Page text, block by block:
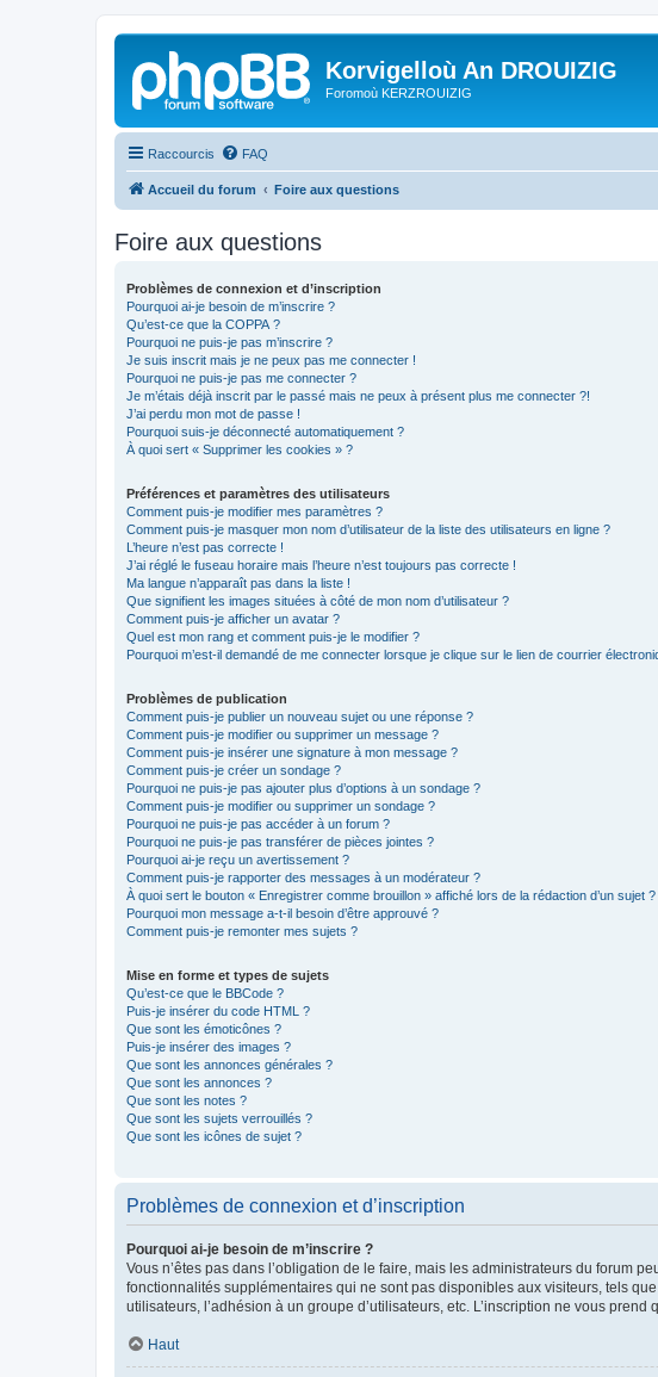
Korvigelloù An DROUIZIG
Foromoù KERZROUIZIG
Raccourcis FAQ
Accueil du forum Foire aux questions
Foire aux questions
Problèmes de connexion et d’inscription
Pourquoi ai-je besoin de m’inscrire ?
Qu’est-ce que la COPPA ?
Pourquoi ne puis-je pas m’inscrire ?
Je suis inscrit mais je ne peux pas me connecter !
Pourquoi ne puis-je pas me connecter ?
Je m’étais déjà inscrit par le passé mais ne peux à présent plus me connecter ?!
J’ai perdu mon mot de passe !
Pourquoi suis-je déconnecté automatiquement ?
À quoi sert « Supprimer les cookies » ?
Préférences et paramètres des utilisateurs
Comment puis-je modifier mes paramètres ?
Comment puis-je masquer mon nom d’utilisateur de la liste des utilisateurs en ligne ?
L’heure n’est pas correcte !
J’ai réglé le fuseau horaire mais l’heure n’est toujours pas correcte !
Ma langue n’apparaît pas dans la liste !
Que signifient les images situées à côté de mon nom d’utilisateur ?
Comment puis-je afficher un avatar ?
Quel est mon rang et comment puis-je le modifier ?
Pourquoi m’est-il demandé de me connecter lorsque je clique sur le lien de courrier
Problèmes de publication
Comment puis-je publier un nouveau sujet ou une réponse ?
Comment puis-je modifier ou supprimer un message ?
Comment puis-je insérer une signature à mon message ?
Comment puis-je créer un sondage ?
Pourquoi ne puis-je pas ajouter plus d’options à un sondage ?
Comment puis-je modifier ou supprimer un sondage ?
Pourquoi ne puis-je pas accéder à un forum ?
Pourquoi ne puis-je pas transférer de pièces jointes ?
Pourquoi ai-je reçu un avertissement ?
Comment puis-je rapporter des messages à un modérateur ?
À quoi sert le bouton « Enregistrer comme brouillon » affiché lors de la rédaction d’un sujet ?
Pourquoi mon message a-t-il besoin d’être approuvé ?
Comment puis-je remonter mes sujets ?
Mise en forme et types de sujets
Qu’est-ce que le BBCode ?
Puis-je insérer du code HTML ?
Que sont les émoticônes ?
Puis-je insérer des images ?
Que sont les annonces générales ?
Que sont les annonces ?
Que sont les notes ?
Que sont les sujets verrouillés ?
Que sont les icônes de sujet ?
Problèmes de connexion et d’inscription
Pourquoi ai-je besoin de m’inscrire ?
Vous n’êtes pas dans l’obligation de le faire, mais les administrateurs du forum
fonctionnalités supplémentaires qui ne sont pas disponibles aux visiteurs, tels
utilisateurs, l’adhésion à un groupe d’utilisateurs, etc. L’inscription ne vous
Haut